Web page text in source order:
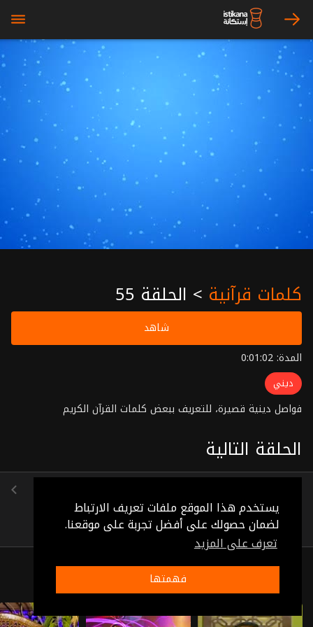
يستخدم هذا الموقع ملفات تعريف الارتباط
لضمان حصولك على أفضل تجربة على موقعنا.
تعرف على المزيد
فهمتها
arrow_right
bars
كلمات قرآنية > الحلقة 55
شاهد
المدة: 0:01:02
ديني
فواصل دينية قصيرة، للتعريف ببعض كلمات القرآن الكريم
الحلقة التالية
(0:00:31)